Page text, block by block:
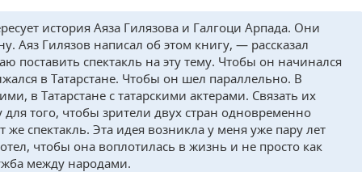
история Аяза Гилязова и Галгоци Арпада. Они
Аяз Гилязов написал об этом книгу, — рассказал
поставить спектакль на эту тему. Чтобы он начинался
в Татарстане. Чтобы он шел параллельно. В
в Татарстане с татарскими актерами. Связать их
для того, чтобы зрители двух стран одновременно
же спектакль. Эта идея возникла у меня уже пару лет
чтобы она воплотилась в жизнь и не просто как
между народами.